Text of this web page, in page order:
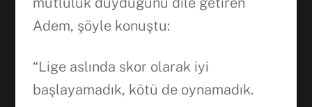
Adem, şöyle konuştu:
“Lige aslında skor olarak iyi
başlayamadık, kötü de oynamadık.